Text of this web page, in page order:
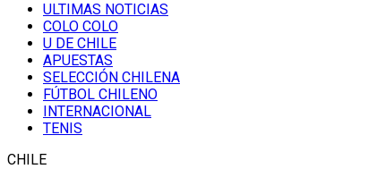
ULTIMAS NOTICIAS
COLO COLO
U DE CHILE
APUESTAS
SELECCIÓN CHILENA
FÚTBOL CHILENO
INTERNACIONAL
TENIS
CHILE